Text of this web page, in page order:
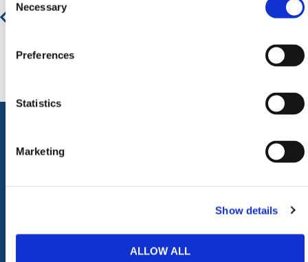
Selection
Necessary
Preferences
Statistics
Marketing
Show details
ALLOW ALL
Permanent Hekwerk
Afval en absorptiemateriaal
Opslag